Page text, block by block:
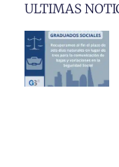
ULTIMAS